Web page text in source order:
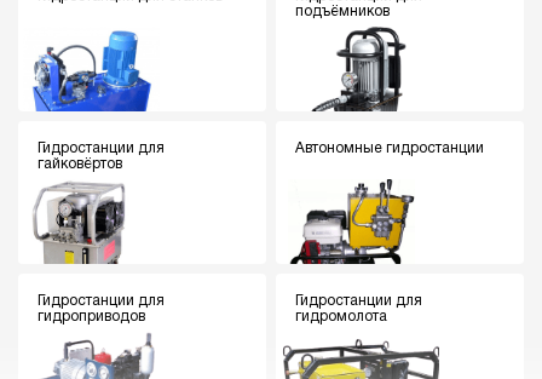
подъёмников
Гидростанции для
гайковёртов
Автономные гидростанции
Гидростанции для
гидроприводов
Гидростанции для
гидромолота